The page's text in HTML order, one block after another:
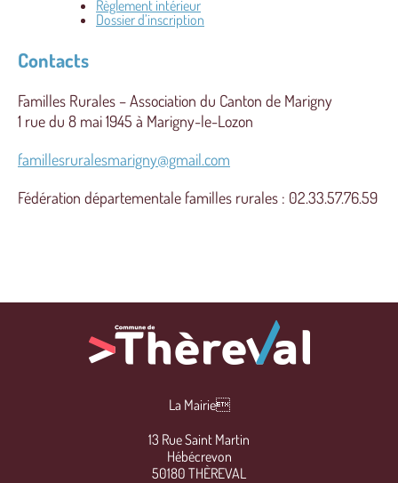
Règlement intérieur
Dossier d’inscription
Contacts
Familles Rurales – Association du Canton de Marigny
1 rue du 8 mai 1945 à Marigny-le-Lozon
famillesruralesmarigny@gmail.com
Fédération départementale familles rurales : 02.33.57.76.59
La Mairie
13 Rue Saint Martin
Hébécrevon
50180 THÈREVAL